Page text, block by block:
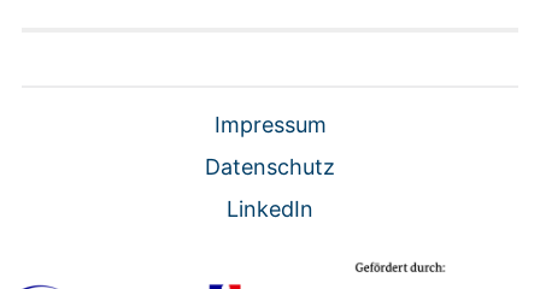
Impressum
Datenschutz
LinkedIn